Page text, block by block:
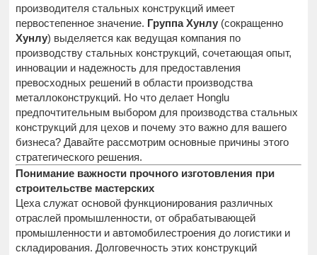
производителя стальных конструкций имеет
первостепенное значение. Группа Хунлу (сокращенно
Хунлу) выделяется как ведущая компания по
производству стальных конструкций, сочетающая опыт,
инновации и надежность для предоставления
превосходных решений в области производства
металлоконструкций. Но что делает Honglu
предпочтительным выбором для производства стальных
конструкций для цехов и почему это важно для вашего
бизнеса? Давайте рассмотрим основные причины этого
стратегического решения.
Понимание важности прочного изготовления при
строительстве мастерских
Цеха служат основой функционирования различных
отраслей промышленности, от обрабатывающей
промышленности и автомобилестроения до логистики и
складирования. Долговечность этих конструкций